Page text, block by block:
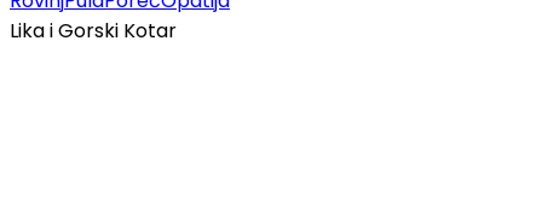
Lika i Gorski Kotar